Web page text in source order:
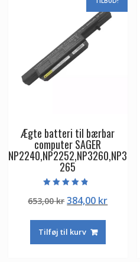
Ægte batteri til bærbar
computer SAGER
NP2240,NP2252,NP3260,NP3
265
4.50
ud af 5
653,00krDen
pris
var:
384,00 krDen
Tilføj til kurv